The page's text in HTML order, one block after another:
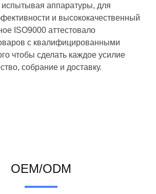
аппаратуры, для
и высококачественный
ISO9000 аттестовало
с квалифицированными
чтобы сделать каждое усилие
собрание и доставку.
OEM/ODM